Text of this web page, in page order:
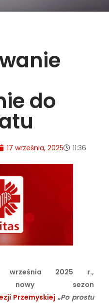
do
17 września, 2025 11:36
września 2025 r.,
nowy sezon
Przemyskiej „Po prostu